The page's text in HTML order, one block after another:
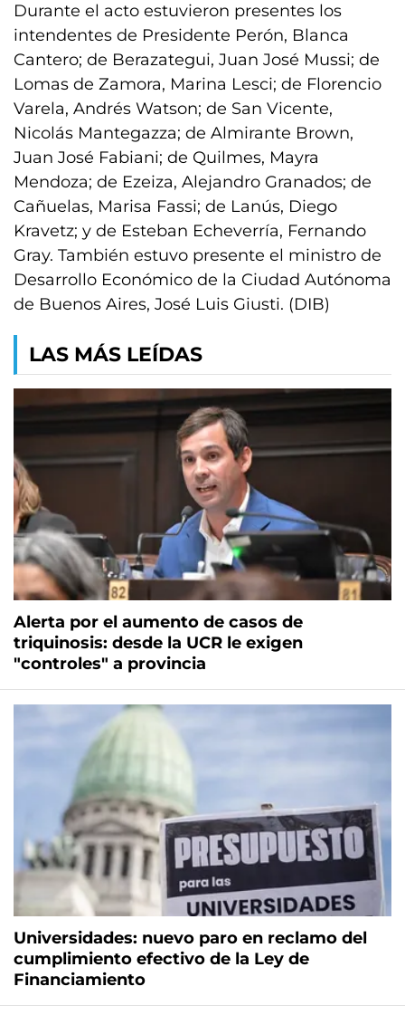
Durante el acto estuvieron presentes los
intendentes de Presidente Perón, Blanca
Cantero; de Berazategui, Juan José Mussi; de
Lomas de Zamora, Marina Lesci; de Florencio
Varela, Andrés Watson; de San Vicente,
Nicolás Mantegazza; de Almirante Brown,
Juan José Fabiani; de Quilmes, Mayra
Mendoza; de Ezeiza, Alejandro Granados; de
Cañuelas, Marisa Fassi; de Lanús, Diego
Kravetz; y de Esteban Echeverría, Fernando
Gray. También estuvo presente el ministro de
Desarrollo Económico de la Ciudad Autónoma
de Buenos Aires, José Luis Giusti. (DIB)
LAS MÁS LEÍDAS
Alerta por el aumento de casos de
triquinosis: desde la UCR le exigen
"controles" a provincia
Universidades: nuevo paro en reclamo del
cumplimiento efectivo de la Ley de
Financiamiento